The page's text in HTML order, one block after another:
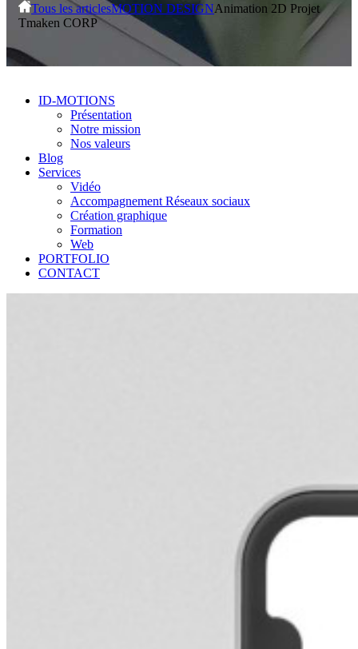
Tous les articlesMOTION DESIGNAnimation 2D Projet
Tmaken CORP
ID-MOTIONS
Présentation
Notre mission
Nos valeurs
Blog
Services
Vidéo
Accompagnement Réseaux sociaux
Création graphique
Formation
Web
PORTFOLIO
CONTACT